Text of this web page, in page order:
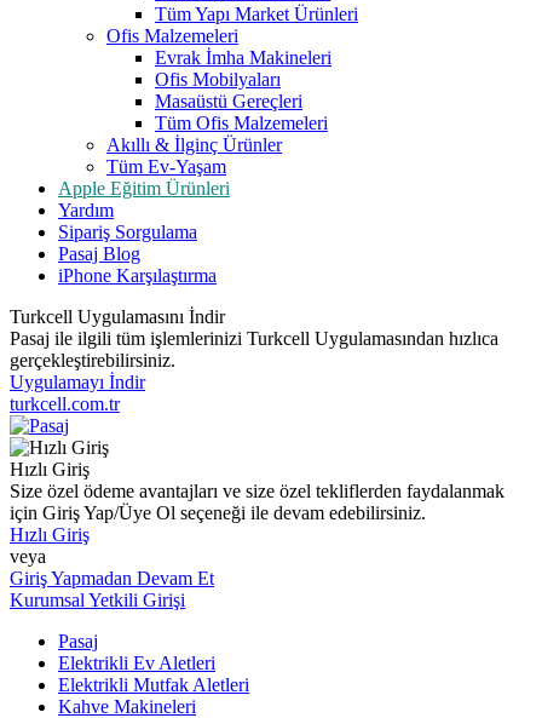
Tüm Yapı Market Ürünleri
Ofis Malzemeleri
Evrak İmha Makineleri
Ofis Mobilyaları
Masaüstü Gereçleri
Tüm Ofis Malzemeleri
Akıllı & İlginç Ürünler
Tüm Ev-Yaşam
Apple Eğitim Ürünleri
Yardım
Sipariş Sorgulama
Pasaj Blog
iPhone Karşılaştırma
Turkcell Uygulamasını İndir
Pasaj ile ilgili tüm işlemlerinizi Turkcell Uygulamasından hızlıca
gerçekleştirebilirsiniz.
Uygulamayı İndir
turkcell.com.tr
Hızlı Giriş
Size özel ödeme avantajları ve size özel tekliflerden faydalanmak
için Giriş Yap/Üye Ol seçeneği ile devam edebilirsiniz.
Hızlı Giriş
veya
Giriş Yapmadan Devam Et
Kurumsal Yetkili Girişi
Pasaj
Elektrikli Ev Aletleri
Elektrikli Mutfak Aletleri
Kahve Makineleri